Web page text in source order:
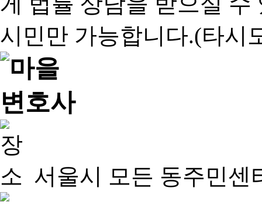
서울시 모든 동주민센